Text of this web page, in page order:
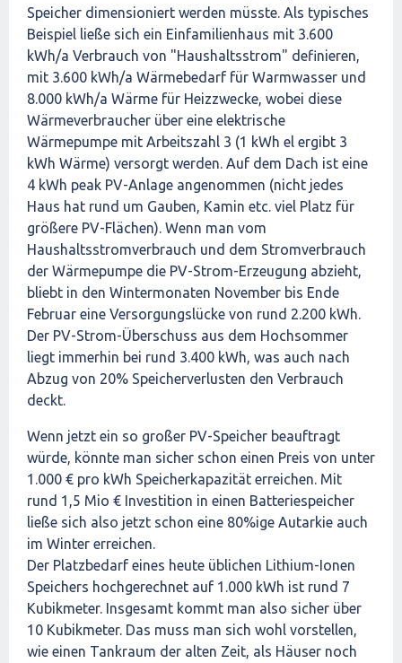
Speicher dimensioniert werden müsste. Als typisches
Beispiel ließe sich ein Einfamilienhaus mit 3.600
kWh/a Verbrauch von "Haushaltsstrom" definieren,
mit 3.600 kWh/a Wärmebedarf für Warmwasser und
8.000 kWh/a Wärme für Heizzwecke, wobei diese
Wärmeverbraucher über eine elektrische
Wärmepumpe mit Arbeitszahl 3 (1 kWh el ergibt 3
kWh Wärme) versorgt werden. Auf dem Dach ist eine
4 kWh peak PV-Anlage angenommen (nicht jedes
Haus hat rund um Gauben, Kamin etc. viel Platz für
größere PV-Flächen). Wenn man vom
Haushaltsstromverbrauch und dem Stromverbrauch
der Wärmepumpe die PV-Strom-Erzeugung abzieht,
bliebt in den Wintermonaten November bis Ende
Februar eine Versorgungslücke von rund 2.200 kWh.
Der PV-Strom-Überschuss aus dem Hochsommer
liegt immerhin bei rund 3.400 kWh, was auch nach
Abzug von 20% Speicherverlusten den Verbrauch
deckt.
Wenn jetzt ein so großer PV-Speicher beauftragt
würde, könnte man sicher schon einen Preis von unter
1.000 € pro kWh Speicherkapazität erreichen. Mit
rund 1,5 Mio € Investition in einen Batteriespeicher
ließe sich also jetzt schon eine 80%ige Autarkie auch
im Winter erreichen.
Der Platzbedarf eines heute üblichen Lithium-Ionen
Speichers hochgerechnet auf 1.000 kWh ist rund 7
Kubikmeter. Insgesamt kommt man also sicher über
10 Kubikmeter. Das muss man sich wohl vorstellen,
wie einen Tankraum der alten Zeit, als Häuser noch